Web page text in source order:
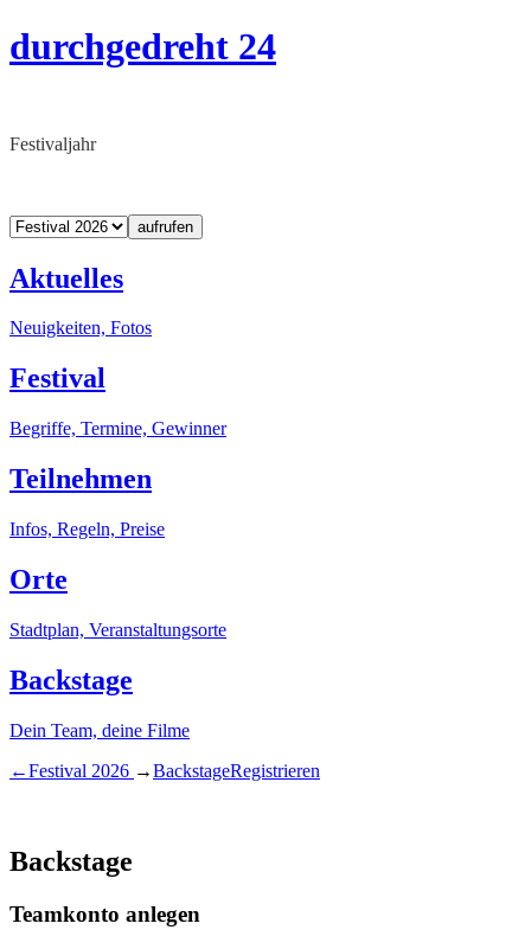
durchgedreht 24
Festivaljahr
aufrufen
Aktuelles
Neuigkeiten, Fotos
Festival
Begriffe, Termine, Gewinner
Teilnehmen
Infos, Regeln, Preise
Orte
Stadtplan, Veranstaltungsorte
Backstage
Dein Team, deine Filme
←Festival 2026 →BackstageRegistrieren
Backstage
Teamkonto anlegen